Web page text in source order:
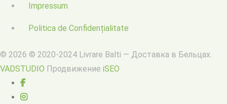
Impressum
Politica de Confidențialitate
© 2026 © 2020-2024 Livrare Balti — Доставка в Бельцах.
VADSTUDIO Продвижение iSEO